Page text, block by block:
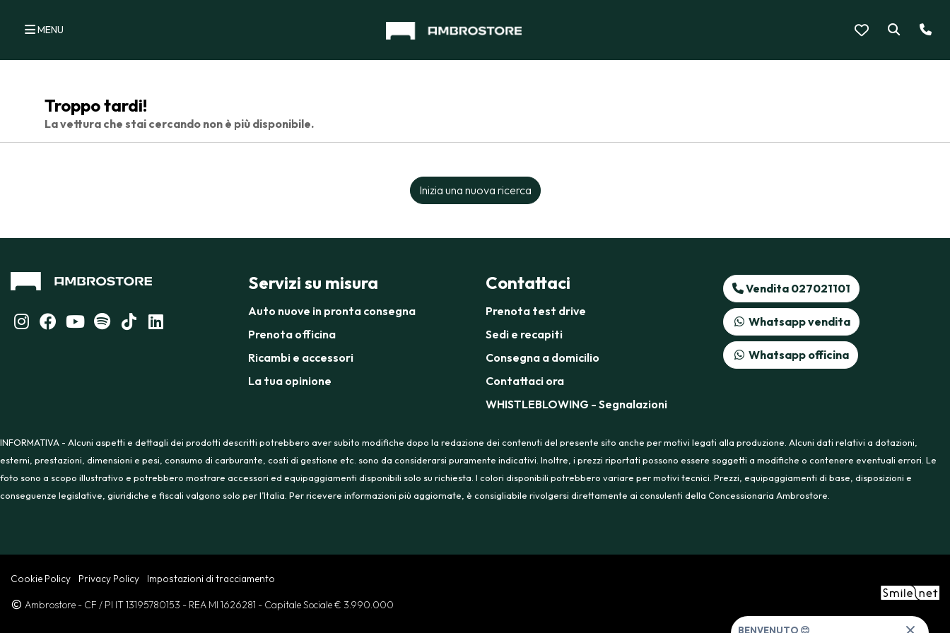
MENU
Troppo tardi!
La vettura che stai cercando non è più disponibile.
Inizia una nuova ricerca
Servizi su misura
Auto nuove in pronta consegna
Prenota officina
Ricambi e accessori
La tua opinione
Contattaci
Prenota test drive
Sedi e recapiti
Consegna a domicilio
Contattaci ora
WHISTLEBLOWING - Segnalazioni
Vendita 027021101
Whatsapp vendita
Whatsapp officina
INFORMATIVA - Alcuni aspetti e dettagli dei prodotti descritti potrebbero aver subito modifiche dopo la redazione dei contenuti del presente sito anche per motivi legati alla produzione. Alcuni dati relativi a dotazioni,
esterni, prestazioni, dimensioni e pesi, consumo di carburante, costi di gestione etc. sono da considerarsi puramente indicativi. Inoltre, i prezzi riportati possono essere soggetti a modifiche o contenere eventuali errori. Le
foto sono a scopo illustrativo e potrebbero mostrare accessori ed equipaggiamenti disponibili solo su richiesta. I colori disponibili potrebbero variare per motivi tecnici. Prezzi, equipaggiamenti di base, disposizioni e
conseguenze legislative, giuridiche e fiscali valgono solo per l’Italia. Per ricevere informazioni più aggiornate, è consigliabile rivolgersi direttamente ai consulenti della Concessionaria Ambrostore.
Cookie Policy Privacy Policy Impostazioni di tracciamento
Ambrostore - CF / PI IT 13195780153 - REA MI 1626281 - Capitale Sociale € 3.990.000
BENVENUTO 😊